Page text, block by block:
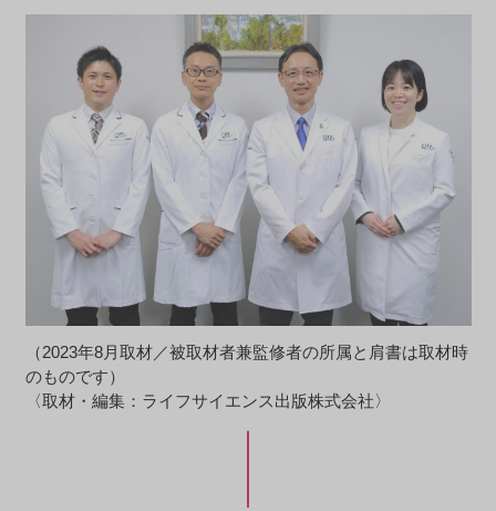
（2023年8月取材／被取材者兼監修者の所属と肩書は取材時
のものです）
〈取材・編集：ライフサイエンス出版株式会社〉